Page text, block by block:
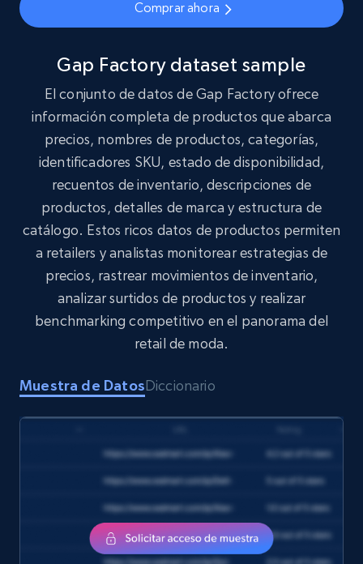
1.6K+ 181+ Buy Now
Target
URL, Product id, Title, Product description,
Rating, Reviews count, Initial price, Discount,
and more.
eCommerce
1.3K+ 175+ Buy Now
Amazon Walmart
amazon, Currency amazon, Availability amazon,
eCommerce
Comprar ahora
Gap Factory dataset sample
El conjunto de datos de Gap Factory ofrece
información completa de productos que abarca
precios, nombres de productos, categorías,
identificadores SKU, estado de disponibilidad,
recuentos de inventario, descripciones de
productos, detalles de marca y estructura de
catálogo. Estos ricos datos de productos permiten
a retailers y analistas monitorear estrategias de
precios, rastrear movimientos de inventario,
analizar surtidos de productos y realizar
benchmarking competitivo en el panorama del
retail de moda.
Muestra de DatosDiccionario